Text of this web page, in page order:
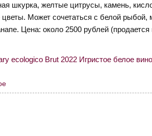
шкурка, желтые цитрусы, камень,
цветы. Может сочетаться с белой рыбой,
Цена: около 2500 рублей (продается